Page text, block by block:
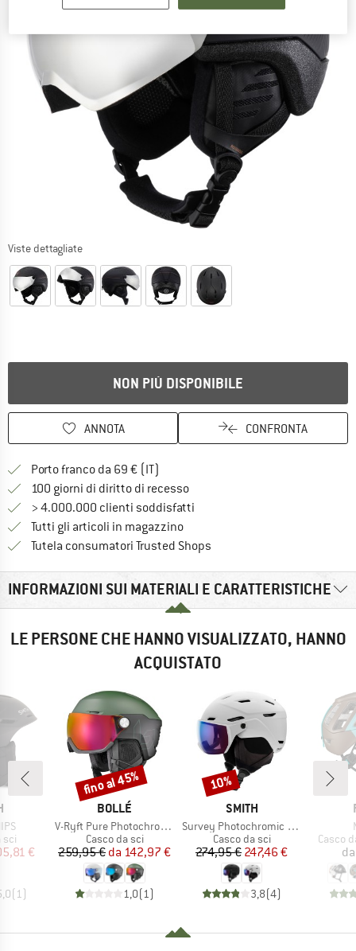
Viste dettagliate
NON PIÙ DISPONIBILE
ANNOTA CONFRONTA
Porto franco da 69 € (IT)
100 giorni di diritto di recessoVai alla politica di recesso qui
> 4.000.000 clienti soddisfatti
Tutti gli articoli in magazzino
Tutela consumatori Trusted Shops
INFORMAZIONI SUI MATERIALI E CARATTERISTICHE
LE PERSONE CHE HANNO VISUALIZZATO, HANNO
ACQUISTATO
prodotti
sci
ridotto
€
(1 )
MARCHIO
BOLLÉ
Articolo
V-Ryft Pure Photochromic Cat 1-3 (VLT 45-12%)
Gruppo di prodotti
Casco da sci
Prezzo
259,95 € Prezzo ridotto
da 142,97 €
1,0(1 )
Sconto
fino al 45%
MARCHIO
SMITH
Articolo
Survey Photochromic S1-S2 (VLT 30-50%)
Gruppo di prodotti
Casco da sci
Prezzo
274,95 €Prezzo ridotto
247,46 €
3,8(4)
Sconto
10%
Casco
da